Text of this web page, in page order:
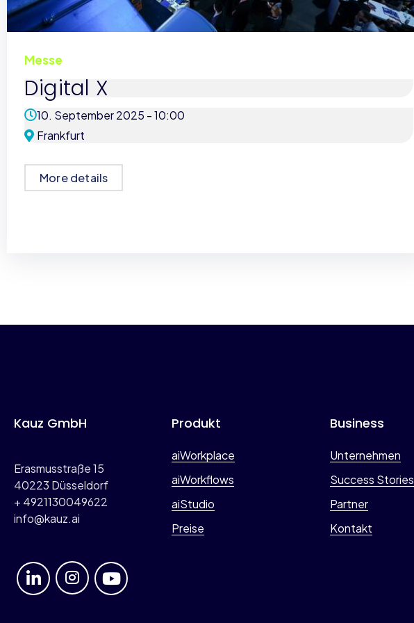
Messe
Digital X
10. September 2025 -10:00
Frankfurt
More details
Kauz GmbH
Erasmusstraße 15
40223 Düsseldorf
+ 4921130049622
info@kauz.ai
Produkt
aiWorkplace
aiWorkflows
aiStudio
Preise
Business
Unternehmen
Success Stories
Partner
Kontakt